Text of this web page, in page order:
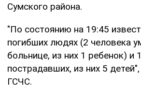
Сумского района.
"По состоянию на 19:45
погибших людях (2 человека
больнице, из них 1 ребенок) и
пострадавших, из них 5
ГСЧС.